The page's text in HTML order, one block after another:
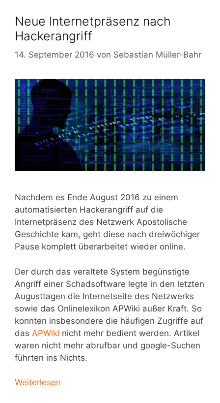
Neue Internetpräsenz nach
Hackerangriff
14. September 2016 von Sebastian Müller-Bahr
Nachdem es Ende August 2016 zu einem
automatisierten Hackerangriff auf die
Internetpräsenz des Netzwerk Apostolische
Geschichte kam, geht diese nach dreiwöchiger
Pause komplett überarbeitet wieder online.
Der durch das veraltete System begünstigte
Angriff einer Schadsoftware legte in den letzten
Augusttagen die Internetseite des Netzwerks
sowie das Onlinelexikon APWiki außer Kraft. So
konnten insbesondere die häufigen Zugriffe auf
das APWiki nicht mehr bedient werden. Artikel
waren nicht mehr abrufbar und google-Suchen
führten ins Nichts.
Weiterlesen